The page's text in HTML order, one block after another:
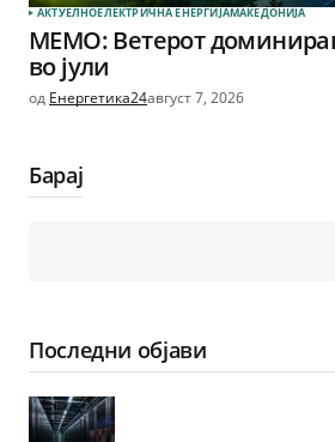
АКТУЕЛНОЕЛЕКТРИЧНА ЕНЕРГИЈАМАКЕДОНИЈА
МЕМО: Ветерот
во јули
од Енергетика24август 7, 2026
Барај
Последни објави